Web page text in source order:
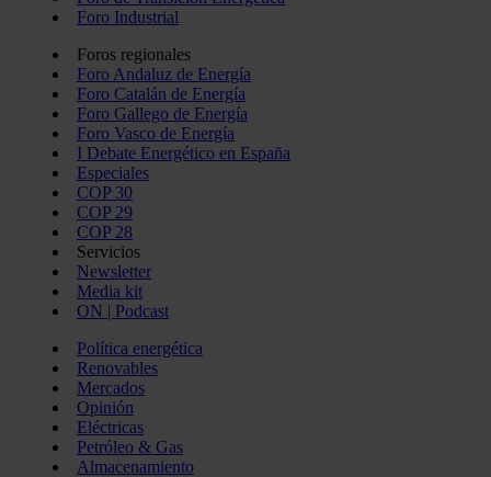
Foro Industrial
Foros regionales
Foro Andaluz de Energía
Foro Catalán de Energía
Foro Gallego de Energía
Foro Vasco de Energía
I Debate Energético en España
Especiales
COP 30
COP 29
COP 28
Servicios
Newsletter
Media kit
ON | Podcast
Política energética
Renovables
Mercados
Opinión
Eléctricas
Petróleo & Gas
Almacenamiento